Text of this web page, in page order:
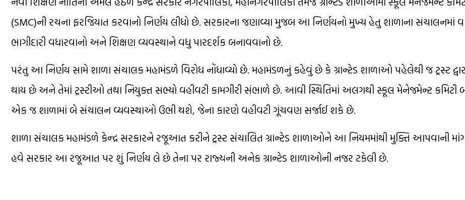
(SMC)ની રચના ફરજિયાત કરવાનો નિર્ણય લીધો છે. સરકારના જણાવ્યા મુજબ આ નિર્ણયનો મુખ્ય હેતુ શાળાના સંચાલનમાં
ભાગીદારી વધારવાનો અને શિક્ષણ વ્યવસ્થાને વધુ પારદર્શક બનાવવાનો છે.
પરંતુ આ નિર્ણય સામે શાળા સંચાલક મહામંડળે વિરોધ નોંધાવ્યો છે. મહામંડળનું કહેવું છે કે ગ્રાન્ટેડ શાળાઓ પહેલેથી જ ટ્રસ્ટ
થાય છે અને તેમાં ટ્રસ્ટીઓ તથા નિયુક્ત સભ્યો વહીવટી કામગીરી સંભાળે છે. આવી સ્થિતિમાં અલગથી સ્કૂલ મેનેજમેન્ટ કમિટી
એક જ શાળામાં બે સંચાલન વ્યવસ્થાઓ ઉભી થશે, જેના કારણે વહીવટી ગૂંચવણ સર્જાઈ શકે છે.
શાળા સંચાલક મહામંડળે કેન્દ્ર સરકારને રજૂઆત કરીને ટ્રસ્ટ સંચાલિત ગ્રાન્ટેડ શાળાઓને આ નિયમમાંથી મુક્તિ આપવાની
હવે સરકાર આ રજૂઆત પર શું નિર્ણય લે છે તેના પર રાજ્યની અનેક ગ્રાન્ટેડ શાળાઓની નજર ટકેલી છે.